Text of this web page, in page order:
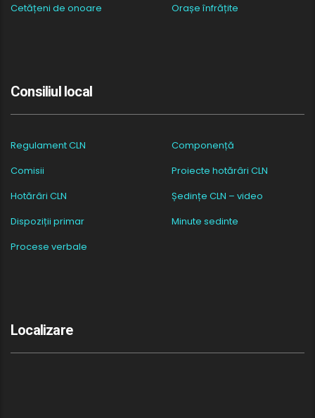
Cetățeni de onoare
Orașe înfrățite
Consiliul local
Regulament CLN
Componență
Comisii
Proiecte hotărâri CLN
Hotărâri CLN
Ședințe CLN – video
Dispoziții primar
Minute sedinte
Procese verbale
Localizare